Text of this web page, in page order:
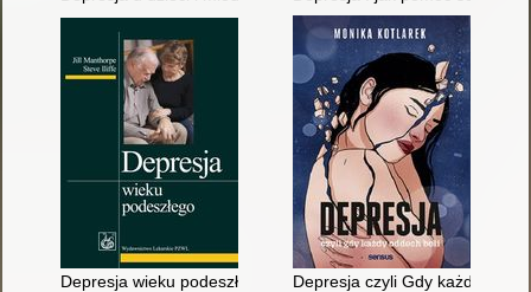
Depresja wieku podeszłego Depresja czyli Gdy każdy